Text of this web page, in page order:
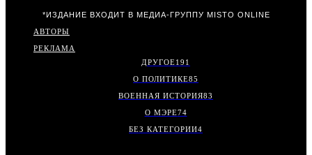
*ИЗДАНИЕ ВХОДИТ В МЕДИА-ГРУППУ MISTO ONLINE
АВТОРЫ
РЕКЛАМА
ДРУГОЕ191
О ПОЛИТИКЕ85
ВОЕННАЯ ИСТОРИЯ83
О МЭРЕ74
БЕЗ КАТЕГОРИИ4